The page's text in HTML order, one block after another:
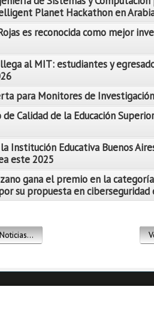
Leer Más
Planet Hackathon en
es reconocida como mejor
al MIT: estudiantes y
para Monitores de
Leer Más
Calidad de la Educación
Institución Educativa Buenos
este 2025
gana el premio en la
su propuesta en